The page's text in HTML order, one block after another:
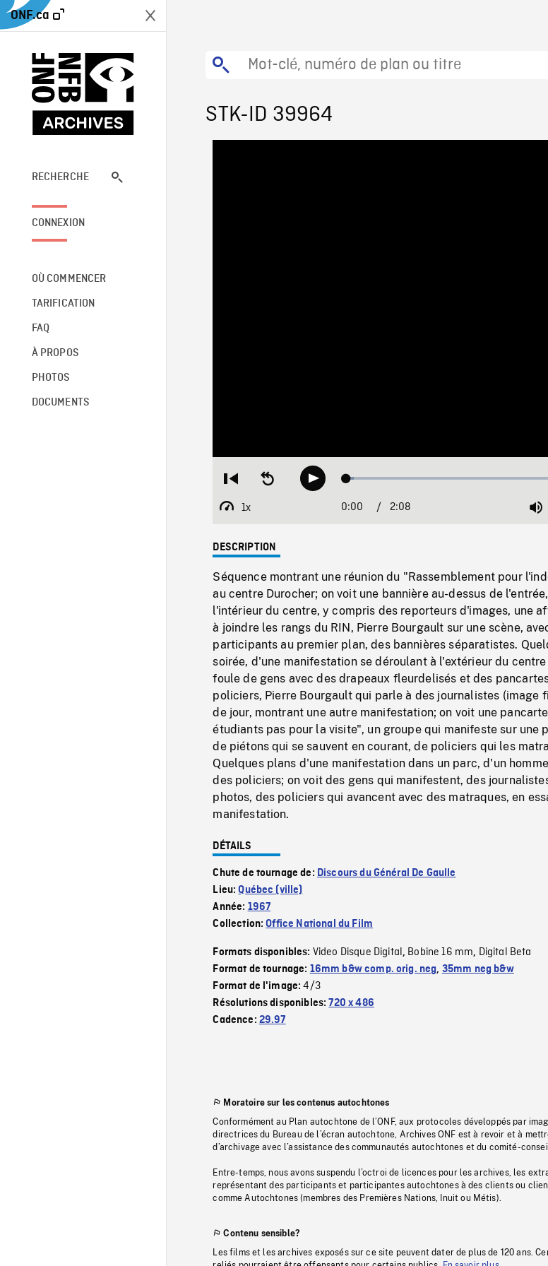
ONF.ca
RECHERCHE
CONNEXION
OÙ COMMENCER
TARIFICATION
FAQ
À PROPOS
PHOTOS
DOCUMENTS
STK-ID 39964
Restart
beginning
Seek
backwardPlay Loaded:
1x
Playback
Current
0:00 / Duration
2:08
DESCRIPTION
Séquence montrant une réunion du "Rassemblement pour
au centre Durocher; on voit une bannière au-dessus de
l'intérieur du centre, y compris des reporteurs d'images, une
à joindre les rangs du RIN, Pierre Bourgault sur une scène,
participants au premier plan, des bannières séparatistes.
soirée, d'une manifestation se déroulant à l'extérieur du
foule de gens avec des drapeaux fleurdelisés et des
policiers, Pierre Bourgault qui parle à des journalistes (image
de jour, montrant une autre manifestation; on voit une
étudiants pas pour la visite", un groupe qui manifeste sur une
de piétons qui se sauvent en courant, de policiers qui les
Quelques plans d'une manifestation dans un parc, d'un
des policiers; on voit des gens qui manifestent, des
photos, des policiers qui avancent avec des matraques, en
manifestation.
DÉTAILS
Chute de tournage de: Discours du Général De Gaulle
Lieu:Québec (ville)
Année: 1967
Collection:Office National du Film
Formats disponibles: Video Disque Digital, Bobine 16 mm, Digital Beta
Format de tournage: 16mm b&w comp. orig. neg, 35mm neg b&w
Format de l'image:4/3
Résolutions disponibles:720 x 486
Cadence: 29.97
Moratoire sur les contenus autochtones
Conformément au Plan autochtone de l’ONF, aux protocoles développés par
directrices du Bureau de l’écran autochtone, Archives ONF est à revoir et à
d’archivage avec l’assistance des communautés autochtones et du comité-
Entre-temps, nous avons suspendu l’octroi de licences pour les archives, les
représentant des participants et participantes autochtones à des clients ou
comme Autochtones (membres des Premières Nations, Inuit ou Métis).
Contenu sensible?
Les films et les archives exposés sur ce site peuvent dater de plus de 120 ans.